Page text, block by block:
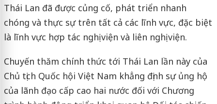
Thái Lan đã được củng cố, phát triển nhanh
chóng và thực sự trên tất cả các lĩnh vực, đặc biệt
là lĩnh vực hợp tác nghị viện và liên nghị viện.
Chuyến thăm chính thức tới Thái Lan lần này của
Chủ tịch Quốc hội Việt Nam khẳng định sự ủng hộ
của lãnh đạo cấp cao hai nước đối với Chương